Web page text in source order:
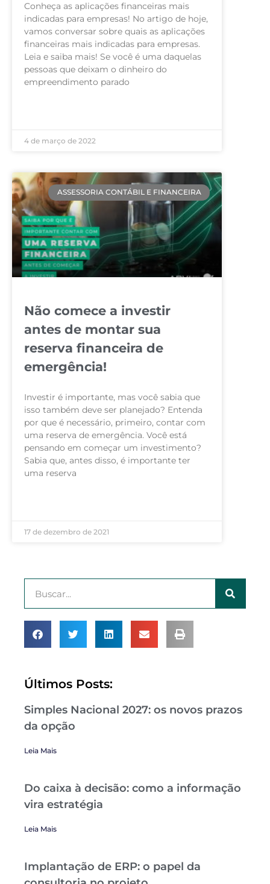
Conheça as aplicações financeiras mais
indicadas para empresas! No artigo de hoje,
vamos conversar sobre quais as aplicações
financeiras mais indicadas para empresas.
Leia e saiba mais! Se você é uma daquelas
pessoas que deixam o dinheiro do
empreendimento parado
4 de março de 2022
ASSESSORIA CONTÁBIL E FINANCEIRA
Não comece a investir
antes de montar sua
reserva financeira de
emergência!
Investir é importante, mas você sabia que
isso também deve ser planejado? Entenda
por que é necessário, primeiro, contar com
uma reserva de emergência. Você está
pensando em começar um investimento?
Sabia que, antes disso, é importante ter
uma reserva
17 de dezembro de 2021
Últimos Posts:
Simples Nacional 2027: os novos prazos
da opção
Leia Mais
Do caixa à decisão: como a informação
vira estratégia
Leia Mais
Implantação de ERP: o papel da